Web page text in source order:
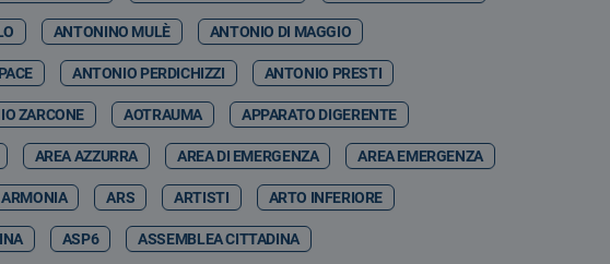
ANTONINO MULÈ ANTONIO DI MAGGIO
ANTONIO PERDICHIZZI ANTONIO PRESTI
ZARCONE AOTRAUMA APPARATO DIGERENTE
AREA AZZURRA AREA DI EMERGENZA AREA EMERGENZA
ARMONIA ARS ARTISTI ARTO INFERIORE
ASP6 ASSEMBLEA CITTADINA